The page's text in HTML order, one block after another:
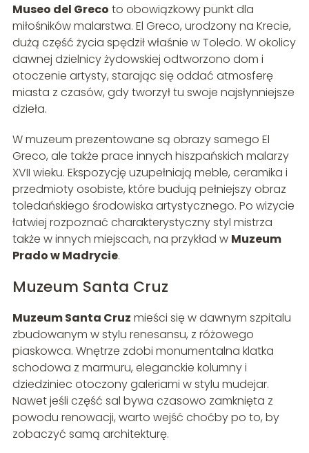
Museo del Greco to obowiązkowy punkt dla
miłośników malarstwa. El Greco, urodzony na Krecie,
dużą część życia spędził właśnie w Toledo. W okolicy
dawnej dzielnicy żydowskiej odtworzono dom i
otoczenie artysty, starając się oddać atmosferę
miasta z czasów, gdy tworzył tu swoje najsłynniejsze
dzieła.
W muzeum prezentowane są obrazy samego El
Greco, ale także prace innych hiszpańskich malarzy
XVII wieku. Ekspozycję uzupełniają meble, ceramika i
przedmioty osobiste, które budują pełniejszy obraz
toledańskiego środowiska artystycznego. Po wizycie
łatwiej rozpoznać charakterystyczny styl mistrza
także w innych miejscach, na przykład w Muzeum
Prado w Madrycie.
Muzeum Santa Cruz
Muzeum Santa Cruz mieści się w dawnym szpitalu
zbudowanym w stylu renesansu, z różowego
piaskowca. Wnętrze zdobi monumentalna klatka
schodowa z marmuru, eleganckie kolumny i
dziedziniec otoczony galeriami w stylu mudejar.
Nawet jeśli część sal bywa czasowo zamknięta z
powodu renowacji, warto wejść choćby po to, by
zobaczyć samą architekturę.